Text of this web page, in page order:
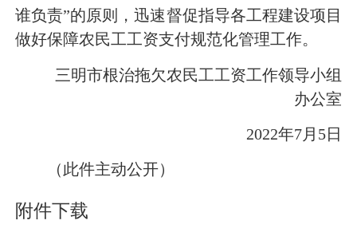
谁负责”的原则，迅速督促指导各工程建设项目
做好保障农民工工资支付规范化管理工作。
三明市根治拖欠农民工工资工作领导小组
办公室
2022年7月5日
（此件主动公开）
附件下载